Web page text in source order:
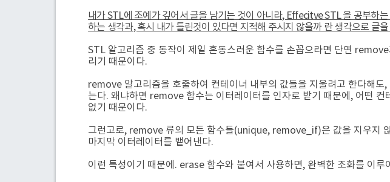
내가 STL에 조예가 깊어서 글을 남기는 것이 아니라, Effecitve STL 을 공부하
하는 생각과, 혹시 내가 틀린것이 있다면 지적해 주시지 않을까 란 생각으로 글
STL 알고리즘 중 동작이 제일 혼동스러운 함수를 손꼽으라면 단연
리기 때문이다.
remove 알고리즘을 호출하여 컨테이너 내부의 값들을 지울려고 한다해도
는다. 왜냐하면 remove 함수는 이터레이터를 인자로 받기 때문에, 어떤 컨
없기 때문이다.
그런고로, remove 류의 모든 함수들(unique, remove_if)은 값을 지우지
마지막 이터레이터를 뱉어낸다.
이런 특성이기 때문에. erase 함수와 붙여서 사용하면, 완벽한 조화를 이루